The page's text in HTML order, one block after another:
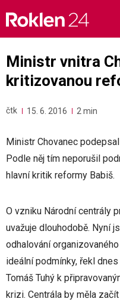
content
Ministr vnitra
kritizovanou
čtk 15. 6. 2016 2 min
Ministr Chovanec
Podle něj tím neporušil
hlavní kritik reformy Babiš.
O vzniku Národní centrály
uvažuje dlouhodobě. Nyní
odhalování
ideální podmínky, řekl
Tomáš Tuhý k
krizi. Centrála by měla